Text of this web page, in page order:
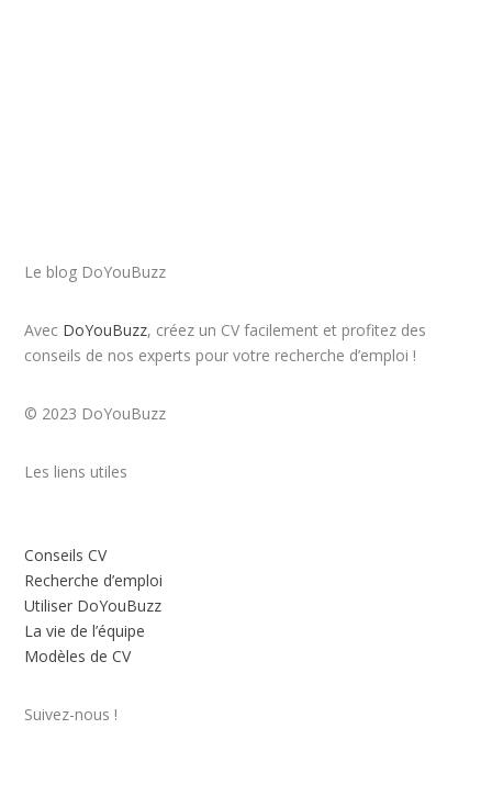
Le blog DoYouBuzz
Avec DoYouBuzz, créez un CV facilement et profitez des
conseils de nos experts pour votre recherche d’emploi !
© 2023 DoYouBuzz
Les liens utiles
Conseils CV
Recherche d’emploi
Utiliser DoYouBuzz
La vie de l’équipe
Modèles de CV
Suivez-nous !